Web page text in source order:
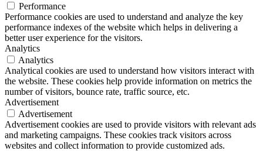
Performance
Performance cookies are used to understand and analyze the key
performance indexes of the website which helps in delivering a
better user experience for the visitors.
Analytics
Analytics
Analytical cookies are used to understand how visitors interact with
the website. These cookies help provide information on metrics the
number of visitors, bounce rate, traffic source, etc.
Advertisement
Advertisement
Advertisement cookies are used to provide visitors with relevant ads
and marketing campaigns. These cookies track visitors across
websites and collect information to provide customized ads.